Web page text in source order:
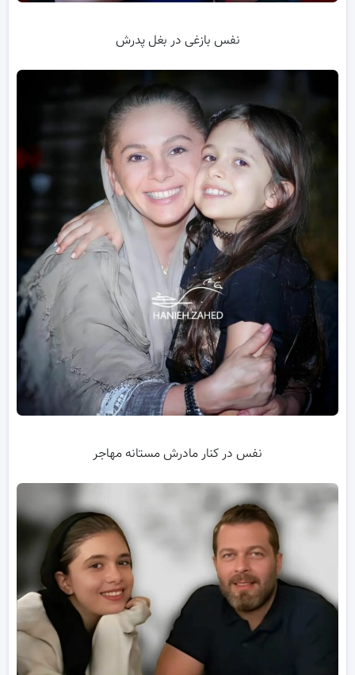
نفس بازغی در بغل پدرش
نفس در کنار مادرش مستانه مهاجر